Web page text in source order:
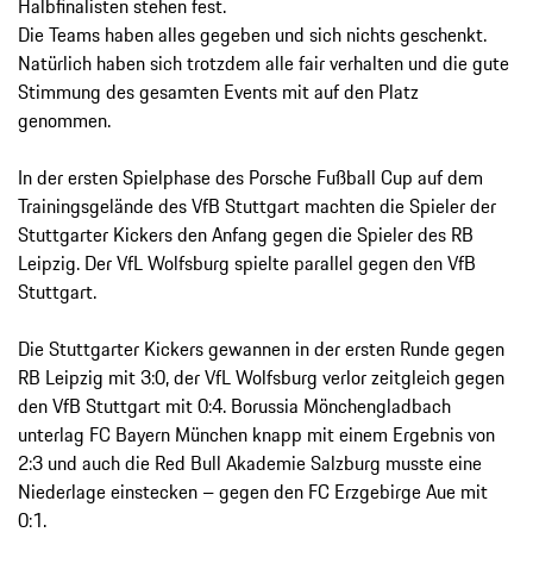
Halbfinalisten stehen fest.
Die Teams haben alles gegeben und sich nichts geschenkt.
Natürlich haben sich trotzdem alle fair verhalten und die gute
Stimmung des gesamten Events mit auf den Platz
genommen.
In der ersten Spielphase des Porsche Fußball Cup auf dem
Trainingsgelände des VfB Stuttgart machten die Spieler der
Stuttgarter Kickers den Anfang gegen die Spieler des RB
Leipzig. Der VfL Wolfsburg spielte parallel gegen den VfB
Stuttgart.
Die Stuttgarter Kickers gewannen in der ersten Runde gegen
RB Leipzig mit 3:0, der VfL Wolfsburg verlor zeitgleich gegen
den VfB Stuttgart mit 0:4. Borussia Mönchengladbach
unterlag FC Bayern München knapp mit einem Ergebnis von
2:3 und auch die Red Bull Akademie Salzburg musste eine
Niederlage einstecken – gegen den FC Erzgebirge Aue mit
0:1.